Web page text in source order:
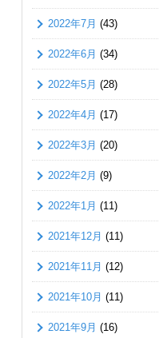
2022年7月 (43)
2022年6月 (34)
2022年5月 (28)
2022年4月 (17)
2022年3月 (20)
2022年2月 (9)
2022年1月 (11)
2021年12月 (11)
2021年11月 (12)
2021年10月 (11)
2021年9月 (16)